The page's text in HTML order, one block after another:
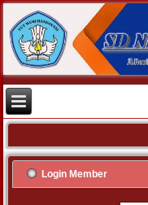
Login Member